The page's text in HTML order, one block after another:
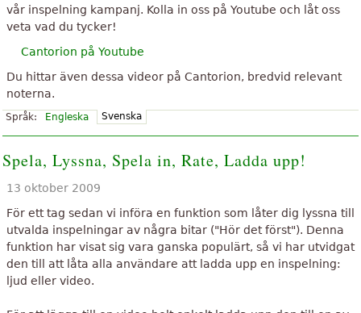
vår inspelning kampanj. Kolla in oss på Youtube och låt oss
veta vad du tycker!
Cantorion på Youtube
Du hittar även dessa videor på Cantorion, bredvid relevant
noterna.
Språk: Engleska Svenska
Spela, Lyssna, Spela in, Rate, Ladda upp!
13 oktober 2009
För ett tag sedan vi införa en funktion som låter dig lyssna till
utvalda inspelningar av några bitar ("Hör det först"). Denna
funktion har visat sig vara ganska populärt, så vi har utvidgat
den till att låta alla användare att ladda upp en inspelning:
ljud eller video.